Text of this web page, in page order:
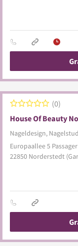
House Of Beauty
Nageldesign,
0
Europaallee 5 Passager
22850 Norderstedt